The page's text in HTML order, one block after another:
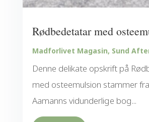
Rødbedetatar med
Madforlivet Magasin, Sund
Denne delikate opskrift på
med osteemulsion stammer
Aamanns vidunderlige bog...